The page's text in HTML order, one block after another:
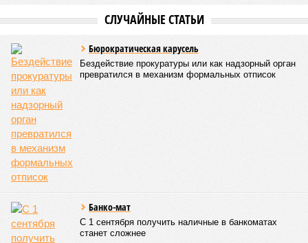
СЛУЧАЙНЫЕ СТАТЬИ
Бюрократическая карусель
Бездействие прокуратуры или как надзорный орган
превратился в механизм формальных отписок
Банко-мат
С 1 сентября получить наличные в банкоматах
станет сложнее